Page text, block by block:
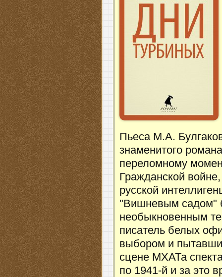
Пьеса М.А.
знаменитого
переломному
Гражданской
русской
"Вишневым садом"
необыкновенным
писатель белых
выбором и
сцене МХАТа
по 1941-й и за это